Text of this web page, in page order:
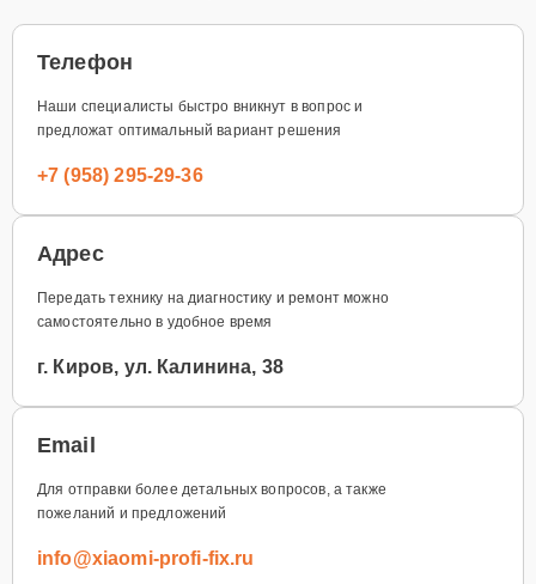
Телефон
Наши специалисты быстро вникнут в вопрос и
предложат оптимальный вариант решения
+7 (958) 295-29-36
Адрес
Передать технику на диагностику и ремонт можно
самостоятельно в удобное время
г. Киров, ул. Калинина, 38
Email
Для отправки более детальных вопросов, а также
пожеланий и предложений
info@xiaomi-profi-fix.ru